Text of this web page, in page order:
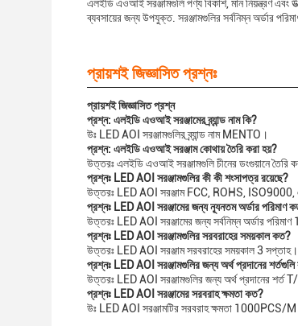
এলইডি এওআই সরঞ্জামগুলি পণ্য বিকাশ, মান নিয়ন্ত্রণ এবং
ব্যবসায়ের জন্য উপযুক্ত. সরঞ্জামগুলির সর্বনিম্ন অর্ডার
প্রায়শই জিজ্ঞাসিত প্রশ্নঃ
প্রায়শই জিজ্ঞাসিত প্রশ্ন
প্রশ্ন: এলইডি এওআই সরঞ্জামের ব্র্যান্ড নাম কি?
উঃ LED AOI সরঞ্জামগুলির ব্র্যান্ড নাম MENTO।
প্রশ্ন: এলইডি এওআই সরঞ্জাম কোথায় তৈরি করা হয়?
উত্তরঃ এলইডি এওআই সরঞ্জামগুলি চীনের ডংগুয়ানে তৈরি
প্রশ্নঃ LED AOI সরঞ্জামগুলির কী কী শংসাপত্র রয়েছে?
উত্তরঃ LED AOI সরঞ্জাম FCC, ROHS, ISO9000,
প্রশ্নঃ LED AOI সরঞ্জামের জন্য ন্যূনতম অর্ডার পরিমাণ
উত্তরঃ LED AOI সরঞ্জামের জন্য সর্বনিম্ন অর্ডার পরিমাণ
প্রশ্নঃ LED AOI সরঞ্জামগুলির সরবরাহের সময়কাল কত?
উত্তরঃ LED AOI সরঞ্জাম সরবরাহের সময়কাল 3 সপ্তাহ।
প্রশ্নঃ LED AOI সরঞ্জামগুলির জন্য অর্থ প্রদানের শর্তগুলি
উত্তরঃ LED AOI সরঞ্জামগুলির জন্য অর্থ প্রদানের শর্ত
প্রশ্নঃ LED AOI সরঞ্জামের সরবরাহ ক্ষমতা কত?
উঃ LED AOI সরঞ্জামটির সরবরাহ ক্ষমতা 1000PCS/